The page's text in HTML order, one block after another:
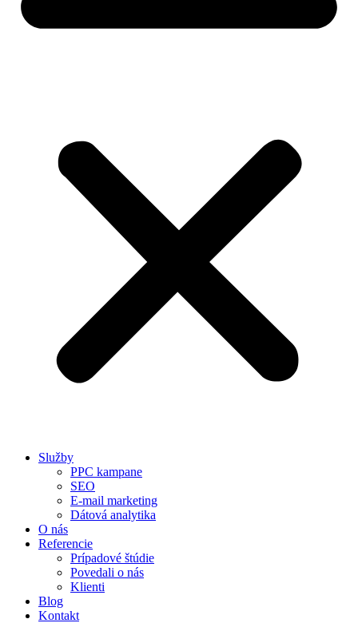
Služby
PPC kampane
SEO
E-mail marketing
Dátová analytika
O nás
Referencie
Prípadové štúdie
Povedali o nás
Klienti
Blog
Kontakt